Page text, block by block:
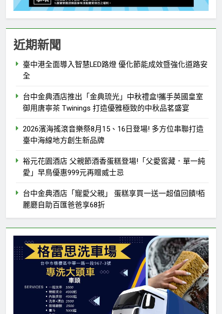
近期新聞
臺中港全面導入智慧LED路燈 優化節能成效暨強化道路安
全
台中金典酒店推出「金典琉光」中秋禮盒!攜手英國皇室
御用唐寧茶 Twinings 打造優雅極致的中秋品茗盛宴
2026濱海搖滾音樂祭8月15、16日登場! 多方位串聯打造
臺中海線地方創生新品牌
裕元花園酒店 父親節酒香蛋糕登場!「父愛窖藏．單一純
愛」早鳥優惠999元再贈威士忌
台中金典酒店「寵愛父親」 蛋糕享買一送一超值回饋!栢
麗廳自助百匯爸爸享68折